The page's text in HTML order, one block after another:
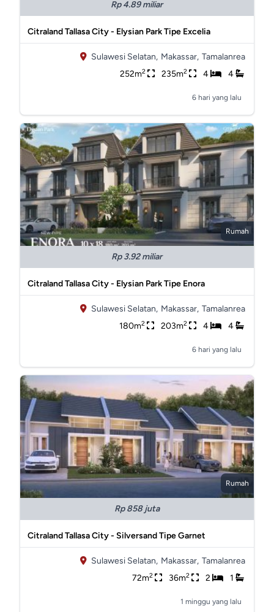
Rp 4.89 miliar
Citraland Tallasa City - Elysian Park Tipe Excelia
Sulawesi Selatan, Makassar, Tamalanrea
252m2 235m2 4 4
6 hari yang lalu
Rumah
Rp 3.92 miliar
Citraland Tallasa City - Elysian Park Tipe Enora
Sulawesi Selatan, Makassar, Tamalanrea
180m2 203m2 4 4
6 hari yang lalu
Rumah
Rp 858 juta
Citraland Tallasa City - Silversand Tipe Garnet
Sulawesi Selatan, Makassar, Tamalanrea
72m2 36m2 2 1
1 minggu yang lalu